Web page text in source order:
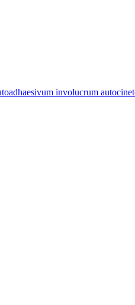
involucrum